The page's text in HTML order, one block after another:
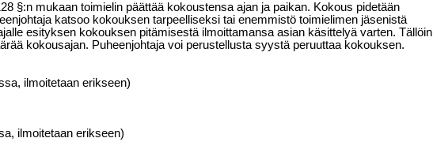
§:n mukaan toimielin päättää kokoustensa ajan ja paikan. Kokous pidetään
katsoo kokouksen tarpeelliseksi tai enemmistö toimielimen jäsenistä
esityksen kokouksen pitämisestä ilmoittamansa asian käsittelyä varten. Tällöin
kokousajan. Puheenjohtaja voi perustellusta syystä peruuttaa kokouksen.
ilmoitetaan erikseen)
ilmoitetaan erikseen)